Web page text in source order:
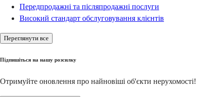
Передпродажні та післяпродажні послуги
Високий стандарт обслуговування клієнтів
Переглянути все
Підпишіться на нашу розсилку
Отримуйте оновлення про найновіші об'єкти нерухомості!